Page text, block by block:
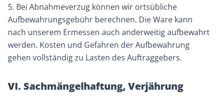
5. Bei Abnahmeverzug können wir ortsübliche
Aufbewahrungsgebühr berechnen. Die Ware kann
nach unserem Ermessen auch anderweitig aufbewahrt
werden. Kosten und Gefahren der Aufbewahrung
gehen vollständig zu Lasten des Auftraggebers.
VI. Sachmängelhaftung, Verjährung